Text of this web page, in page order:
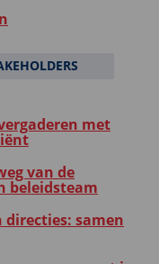
met
van de
beleidsteam
directies: samen